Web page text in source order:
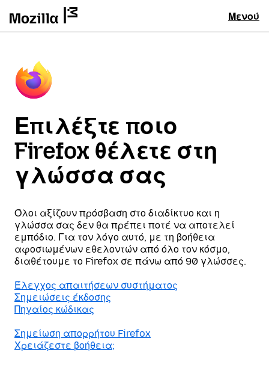
Μενού
Επιλέξτε ποιο
Firefox θέλετε στη
γλώσσα σας
Όλοι αξίζουν πρόσβαση στο διαδίκτυο και η
γλώσσα σας δεν θα πρέπει ποτέ να αποτελεί
εμπόδιο. Για τον λόγο αυτό, με τη βοήθεια
αφοσιωμένων εθελοντών από όλο τον κόσμο,
διαθέτουμε το Firefox σε πάνω από 90 γλώσσες.
Έλεγχος απαιτήσεων συστήματος
Σημειώσεις έκδοσης
Πηγαίος κώδικας
Σημείωση απορρήτου Firefox
Χρειάζεστε βοήθεια;